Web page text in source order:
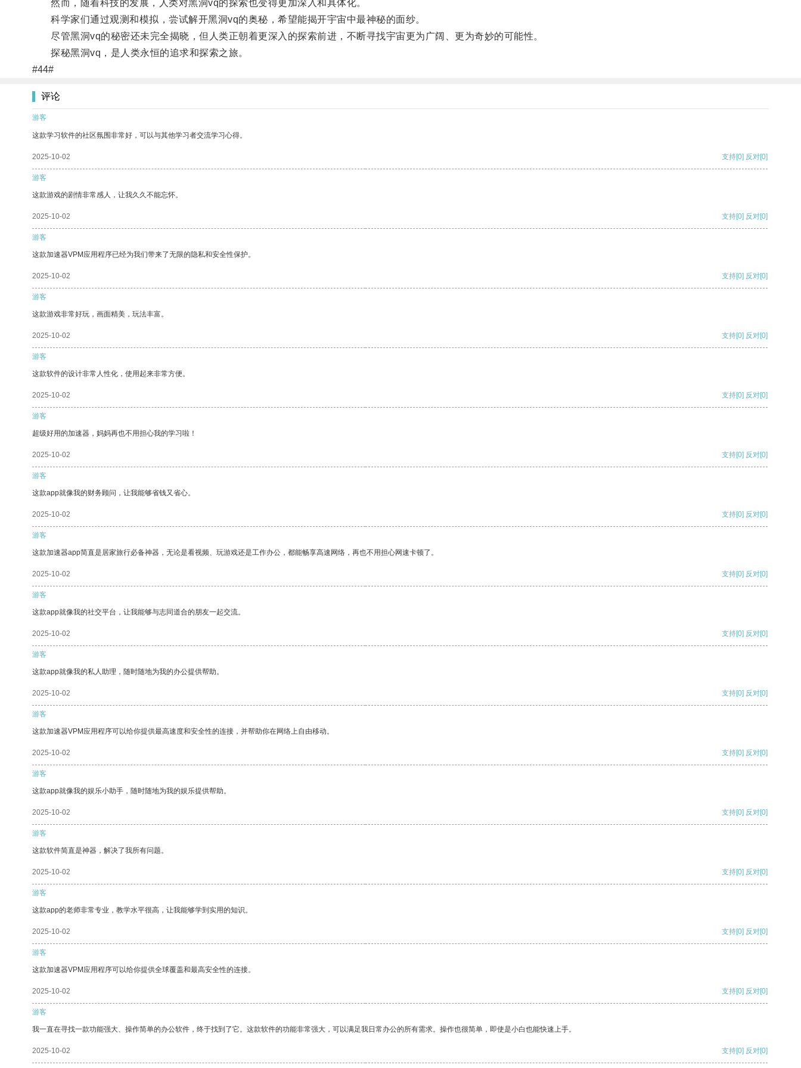
然而，随着科技的发展，人类对黑洞vq的探索也变得更加深入和具体化。
科学家们通过观测和模拟，尝试解开黑洞vq的奥秘，希望能揭开宇宙中最神秘的面纱。
尽管黑洞vq的秘密还未完全揭晓，但人类正朝着更深入的探索前进，不断寻找宇宙更为广阔、更为奇妙的可能性。
探秘黑洞vq，是人类永恒的追求和探索之旅。
#44#
评论
游客
这款学习软件的社区氛围非常好，可以与其他学习者交流学习心得。
2025-10-02 支持[0] 反对[0]
游客
这款游戏的剧情非常感人，让我久久不能忘怀。
2025-10-02 支持[0] 反对[0]
游客
这款加速器VPM应用程序已经为我们带来了无限的隐私和安全性保护。
2025-10-02 支持[0] 反对[0]
游客
这款游戏非常好玩，画面精美，玩法丰富。
2025-10-02 支持[0] 反对[0]
游客
这款软件的设计非常人性化，使用起来非常方便。
2025-10-02 支持[0] 反对[0]
游客
超级好用的加速器，妈妈再也不用担心我的学习啦！
2025-10-02 支持[0] 反对[0]
游客
这款app就像我的财务顾问，让我能够省钱又省心。
2025-10-02 支持[0] 反对[0]
游客
这款加速器app简直是居家旅行必备神器，无论是看视频、玩游戏还是工作办公，都能畅享高速网络，再也不用担心网速卡顿了。
2025-10-02 支持[0] 反对[0]
游客
这款app就像我的社交平台，让我能够与志同道合的朋友一起交流。
2025-10-02 支持[0] 反对[0]
游客
这款app就像我的私人助理，随时随地为我的办公提供帮助。
2025-10-02 支持[0] 反对[0]
游客
这款加速器VPM应用程序可以给你提供最高速度和安全性的连接，并帮助你在网络上自由移动。
2025-10-02 支持[0] 反对[0]
游客
这款app就像我的娱乐小助手，随时随地为我的娱乐提供帮助。
2025-10-02 支持[0] 反对[0]
游客
这款软件简直是神器，解决了我所有问题。
2025-10-02 支持[0] 反对[0]
游客
这款app的老师非常专业，教学水平很高，让我能够学到实用的知识。
2025-10-02 支持[0] 反对[0]
游客
这款加速器VPM应用程序可以给你提供全球覆盖和最高安全性的连接。
2025-10-02 支持[0] 反对[0]
游客
我一直在寻找一款功能强大、操作简单的办公软件，终于找到了它。这款软件的功能非常强大，可以满足我日常办公的所有需求。操作也很简单，即使是小白也能快速上手。
2025-10-02 支持[0] 反对[0]